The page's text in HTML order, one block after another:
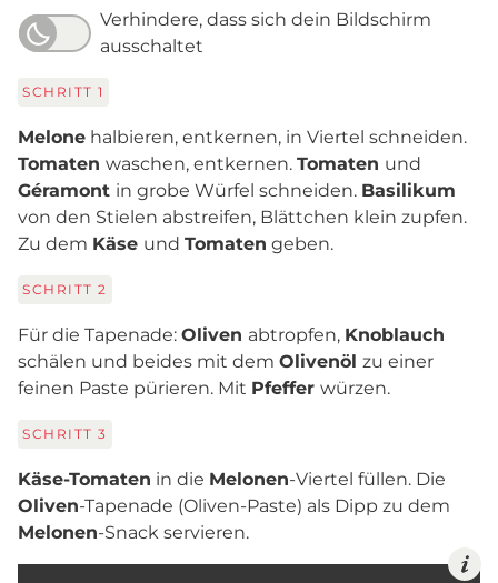
Verhindere, dass sich dein Bildschirm
ausschaltet
SCHRITT 1
Melone halbieren, entkernen, in Viertel schneiden.
Tomaten waschen, entkernen. Tomaten und
Géramont in grobe Würfel schneiden. Basilikum
von den Stielen abstreifen, Blättchen klein zupfen.
Zu dem Käse und Tomaten geben.
SCHRITT 2
Für die Tapenade: Oliven abtropfen, Knoblauch
schälen und beides mit dem Olivenöl zu einer
feinen Paste pürieren. Mit Pfeffer würzen.
SCHRITT 3
Käse-Tomaten in die Melonen-Viertel füllen. Die
Oliven-Tapenade (Oliven-Paste) als Dipp zu dem
Melonen-Snack servieren.